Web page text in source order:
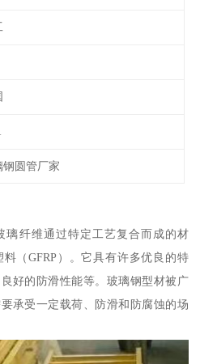
钢圆管厂家
璃纤维通过特定工艺复合而成的材
（GFRP）。它具有许多优良的特
好的防滑性能等。玻璃钢型材被广
承受一定载荷、防滑和防腐蚀的场